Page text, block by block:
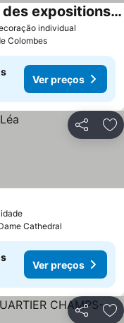
individual
Les Suites de Vanves - Parc des expositions Porte de Versailles
Colombes
Ver preços
Partilhar
Cathedral
Ver preços
Partilhar